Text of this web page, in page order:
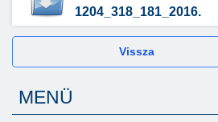
1204_318_181_2016.
Vissza
MENÜ